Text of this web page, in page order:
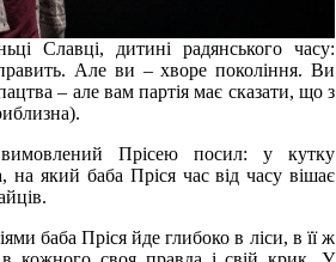
Славці, дитині радянського часу:
Але ви – хворе покоління. Ви
– але вам партія має сказати, що з
вимовлений Прісею посил: у кутку
на який баба Пріся час від часу вішає
баба Пріся йде глибоко в ліси, в її ж